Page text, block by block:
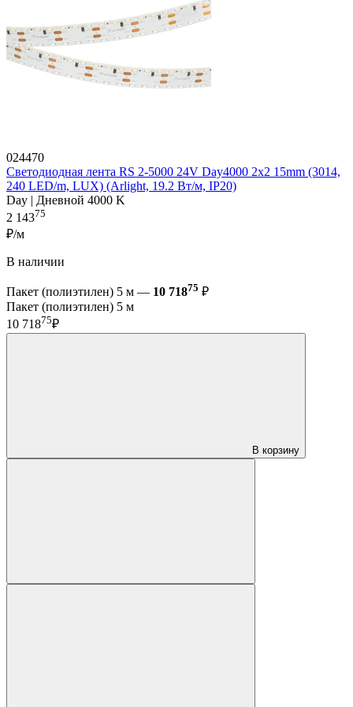
024470
Светодиодная лента RS 2-5000 24V Day4000 2x2 15mm (3014,
240 LED/m, LUX) (Arlight, 19.2 Вт/м, IP20)
Day | Дневной 4000 K
2 14375
₽/м
В наличии
Пакет (полиэтилен) 5 м — 10 71875 ₽
Пакет (полиэтилен) 5 м
10 71875₽
В корзину